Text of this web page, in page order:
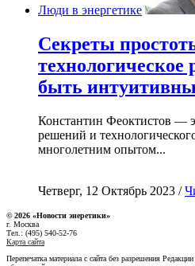
Люди в энергетике
Секреты
быть
Константин Феоктистов —
решений и
многолетним опытом...
Четверг, 12 Октябрь 2023 /
© 2026 «Новости энеретики»
г. Москва
Тел.: (495) 540-52-76
Карта сайта
Перепечатка материала с сайта без разрешения